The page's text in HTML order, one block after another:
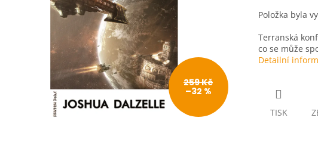
259 Kč
–32 %
Položka byla
Terranská
co se může
Detailní
TISK